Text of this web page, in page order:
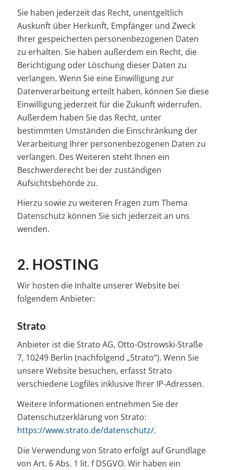
Sie haben jederzeit das Recht, unentgeltlich
Auskunft über Herkunft, Empfänger und Zweck
Ihrer gespeicherten personenbezogenen Daten
zu erhalten. Sie haben außerdem ein Recht, die
Berichtigung oder Löschung dieser Daten zu
verlangen. Wenn Sie eine Einwilligung zur
Datenverarbeitung erteilt haben, können Sie diese
Einwilligung jederzeit für die Zukunft widerrufen.
Außerdem haben Sie das Recht, unter
bestimmten Umständen die Einschränkung der
Verarbeitung Ihrer personenbezogenen Daten zu
verlangen. Des Weiteren steht Ihnen ein
Beschwerderecht bei der zuständigen
Aufsichtsbehörde zu.
Hierzu sowie zu weiteren Fragen zum Thema
Datenschutz können Sie sich jederzeit an uns
wenden.
2. HOSTING
Wir hosten die Inhalte unserer Website bei
folgendem Anbieter:
Strato
Anbieter ist die Strato AG, Otto-Ostrowski-Straße
7, 10249 Berlin (nachfolgend „Strato“). Wenn Sie
unsere Website besuchen, erfasst Strato
verschiedene Logfiles inklusive Ihrer IP-Adressen.
Weitere Informationen entnehmen Sie der
Datenschutzerklärung von Strato:
https://www.strato.de/datenschutz/.
Die Verwendung von Strato erfolgt auf Grundlage
von Art. 6 Abs. 1 lit. f DSGVO. Wir haben ein